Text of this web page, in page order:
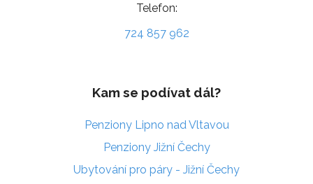
Telefon:
724 857 962
Kam se podívat dál?
Penziony Lipno nad Vltavou
Penziony Jižní Čechy
Ubytování pro páry - Jižní Čechy